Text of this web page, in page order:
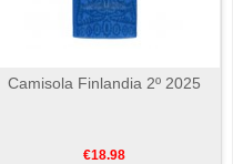
Camisola Finlandia 2º 2025
€18.98